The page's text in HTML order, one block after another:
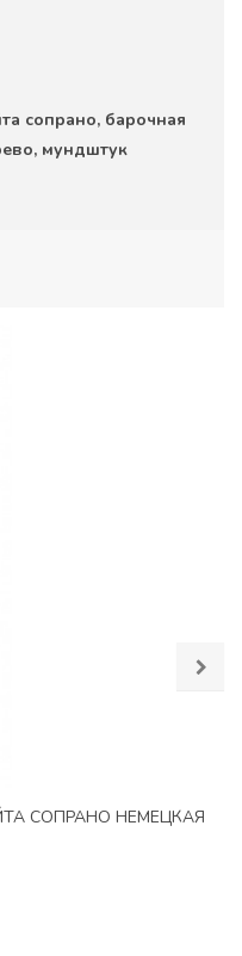
сопрано, барочная
мундштук
СОПРАНО НЕМЕЦКАЯ